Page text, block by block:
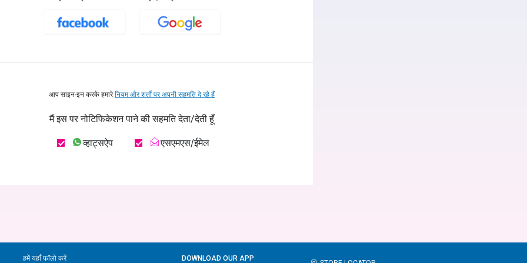
आप साइन-इन करके हमारेनियम और शर्तों पर अपनी सहमति दे रहे हैं
मैं इस पर नोटिफिकेशन पाने की सहमति देता/देती हूँ
व्हाट्सऐप एसएमएस/ईमेल
हमें यहाँ फॉलो करें DOWNLOAD OUR APP